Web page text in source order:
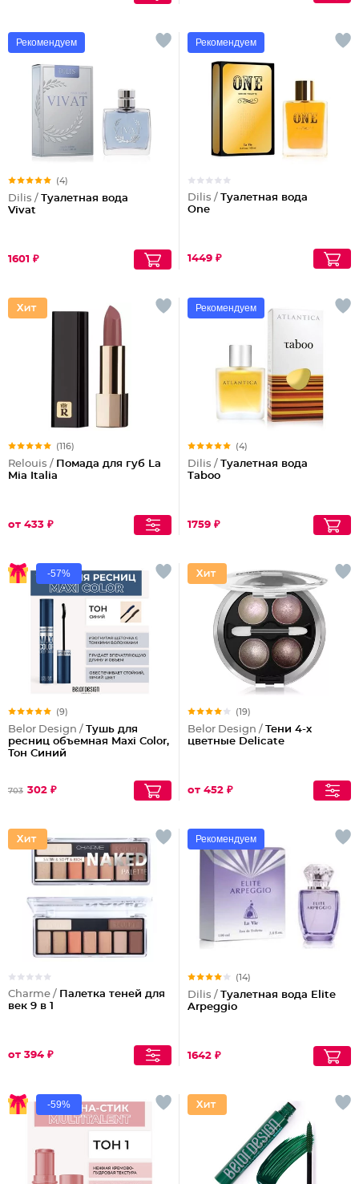
Рекомендуем
(4)
Dilis / Туалетная вода
Vivat
1601 ₽
Рекомендуем
Dilis / Туалетная вода
One
1449 ₽
(116)
Relouis / Помада для губ La
Mia Italia
от 433 ₽
Рекомендуем
(4)
Dilis / Туалетная вода
Taboo
1759 ₽
-57%
(9)
Belor Design / Тушь для
ресниц объемная Maxi Color,
Тон Синий
703 302 ₽
(19)
Belor Design / Тени 4-х
цветные Delicate
от 452 ₽
Charme / Палетка теней для
век 9 в 1
от 394 ₽
Рекомендуем
(14)
Dilis / Туалетная вода Elite
Arpeggio
1642 ₽
-59%